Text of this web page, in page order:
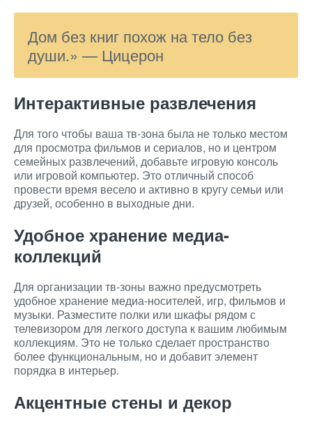
Дом без книг похож на тело без
души.» — Цицерон
Интерактивные развлечения
Для того чтобы ваша тв-зона была не только местом
для просмотра фильмов и сериалов, но и центром
семейных развлечений, добавьте игровую консоль
или игровой компьютер. Это отличный способ
провести время весело и активно в кругу семьи или
друзей, особенно в выходные дни.
Удобное хранение медиа-
коллекций
Для организации тв-зоны важно предусмотреть
удобное хранение медиа-носителей, игр, фильмов и
музыки. Разместите полки или шкафы рядом с
телевизором для легкого доступа к вашим любимым
коллекциям. Это не только сделает пространство
более функциональным, но и добавит элемент
порядка в интерьер.
Акцентные стены и декор